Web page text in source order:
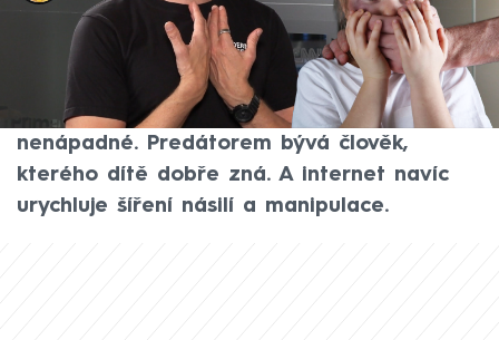
Rodiče děti často hlídají na každém kroku
a učí je, aby se nebavily s cizími lidmi.
Jenže opravdové hrozby umí být plíživé a
nenápadné. Predátorem bývá člověk,
kterého dítě dobře zná. A internet navíc
urychluje šíření násilí a manipulace.